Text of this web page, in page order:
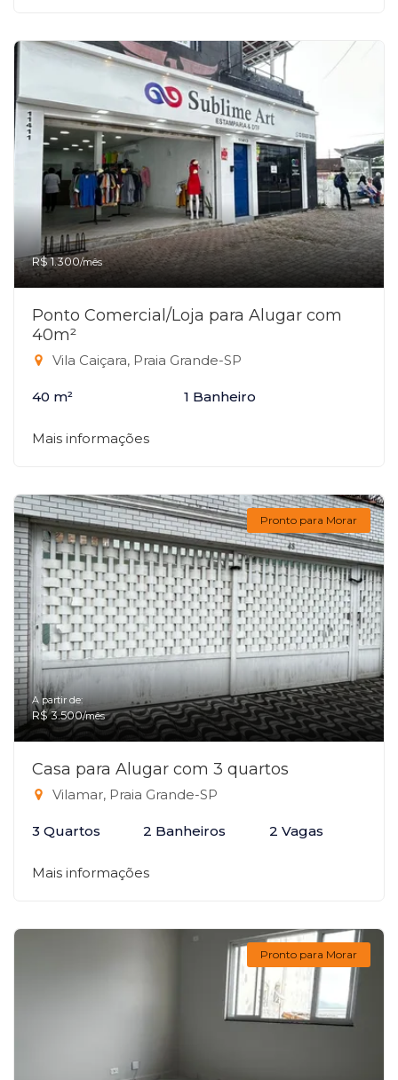
R$ 1.300/mês
Ponto Comercial/Loja para Alugar com
40m²
Vila Caiçara, Praia Grande-SP
40 m² 1 Banheiro
Mais informações
Pronto para Morar
A partir de:
R$ 3.500/mês
Casa para Alugar com 3 quartos
Vilamar, Praia Grande-SP
3 Quartos 2 Banheiros 2 Vagas
Mais informações
Pronto para Morar